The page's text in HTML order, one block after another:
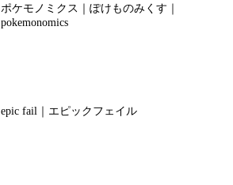
ポケモノミクス｜ぽけものみくす｜
pokemonomics
epic fail｜エピックフェイル